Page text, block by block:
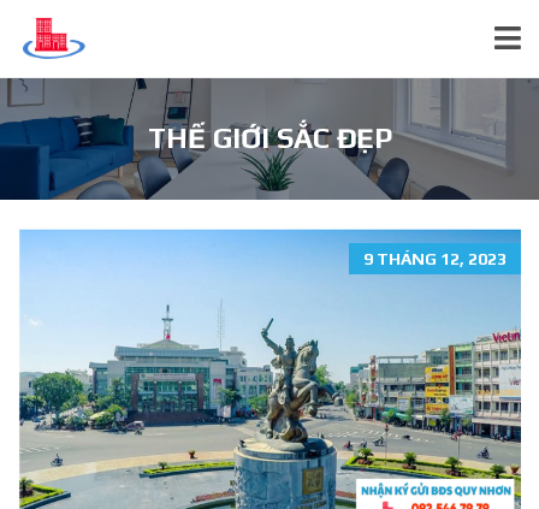
THẾ GIỚI SẮC ĐẸP
9 THÁNG 12, 2023